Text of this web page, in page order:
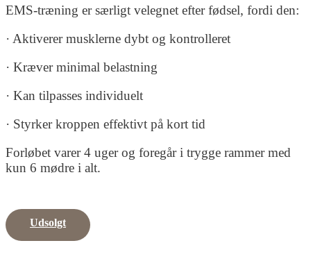
EMS-træning er særligt velegnet efter fødsel, fordi den:
· Aktiverer musklerne dybt og kontrolleret
· Kræver minimal belastning
· Kan tilpasses individuelt
· Styrker kroppen effektivt på kort tid
Forløbet varer 4 uger og foregår i trygge rammer med
kun 6 mødre i alt.
Udsolgt